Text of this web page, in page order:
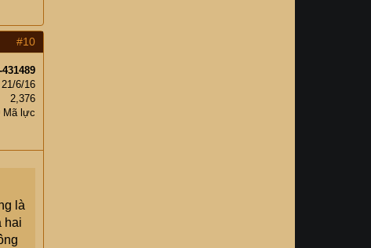
#10
431489
21/6/16
2,376
Mã lực
là
hai